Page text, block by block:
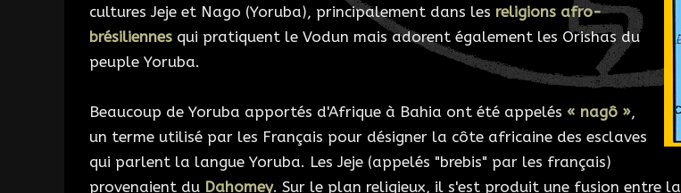
cultures Jeje et Nago (Yoruba), principalement dans les religions afro-
brésiliennes qui pratiquent le Vodun mais adorent également les Orishas du
peuple Yoruba.
Beaucoup de Yoruba apportés d'Afrique à Bahia ont été appelés « nagô »,
un terme utilisé par les Français pour désigner la côte africaine des esclaves
qui parlent la langue Yoruba. Les Jeje (appelés "brebis" par les français)
provenaient du Dahomey. Sur le plan religieux, il s'est produit une fusion entre la